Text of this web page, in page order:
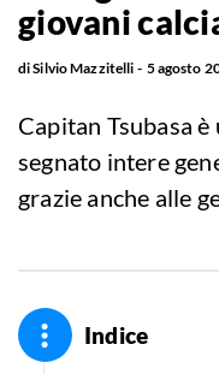
giovani
diSilvio Mazzitelli 5 agosto
Capitan Tsubasa è
segnato intere
grazie anche alle
Indice